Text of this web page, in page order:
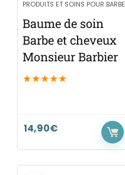
PRODUITS ET SOINS POUR BARBE
Baume de soin
Barbe et cheveux
Monsieur Barbier
★★★★★
14,90€